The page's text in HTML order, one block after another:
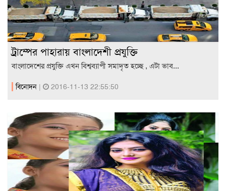
ট্রাম্পের পাহারায় বাংলাদেশী প্রযুক্তি
বাংলাদেশের প্রযুক্তি এখন বিশ্বব্যাপী সমাদৃত হচ্ছে , এটা ভাব...
বিনোদন | 2016-11-13 22:55:50